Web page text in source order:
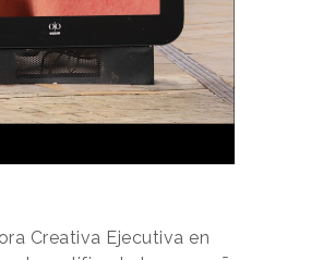
Creativa Ejecutiva en